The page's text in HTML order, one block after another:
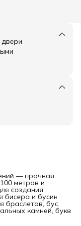
— прочная
метров и
создания
бисера и бусин
браслетов, бус,
камней, букв